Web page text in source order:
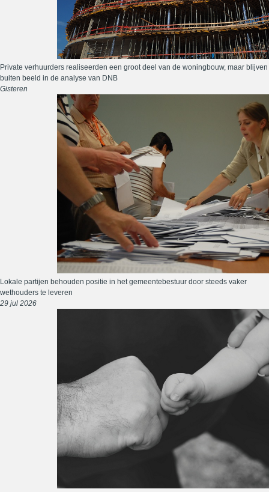
Private verhuurders realiseerden een groot deel van de woningbouw, maar blijven
buiten beeld in de analyse van DNB
Gisteren
Lokale partijen behouden positie in het gemeentebestuur door steeds vaker
wethouders te leveren
29 jul 2026